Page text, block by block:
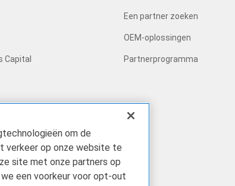
Capital
Een partner zoeken
OEM-oplossingen
Partnerprogramma
om de
verkeer op onze website te
site met onze partners op
een voorkeur voor opt-out